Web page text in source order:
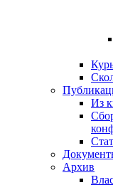
Из
Архив